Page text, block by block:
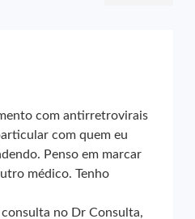
com antirretrovirais
com quem eu
Penso em marcar
médico. Tenho
consulta no Dr Consulta,